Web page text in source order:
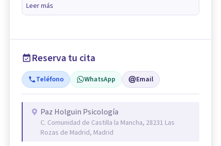
Leer más
Reserva tu cita
Teléfono WhatsApp Email
Paz Holguin Psicología
C. Comunidad de Castilla la Mancha, 28231 Las
Rozas de Madrid, Madrid